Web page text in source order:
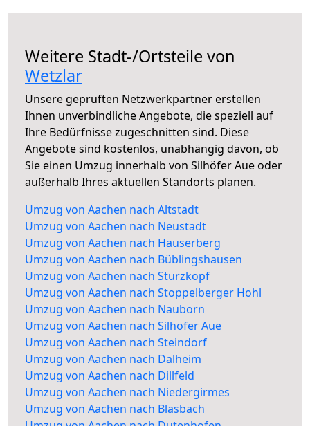
Weitere Stadt-/Ortsteile von
Wetzlar
Unsere geprüften Netzwerkpartner erstellen
Ihnen unverbindliche Angebote, die speziell auf
Ihre Bedürfnisse zugeschnitten sind. Diese
Angebote sind kostenlos, unabhängig davon, ob
Sie einen Umzug innerhalb von Silhöfer Aue oder
außerhalb Ihres aktuellen Standorts planen.
Umzug von Aachen nach Altstadt
Umzug von Aachen nach Neustadt
Umzug von Aachen nach Hauserberg
Umzug von Aachen nach Büblingshausen
Umzug von Aachen nach Sturzkopf
Umzug von Aachen nach Stoppelberger Hohl
Umzug von Aachen nach Nauborn
Umzug von Aachen nach Silhöfer Aue
Umzug von Aachen nach Steindorf
Umzug von Aachen nach Dalheim
Umzug von Aachen nach Dillfeld
Umzug von Aachen nach Niedergirmes
Umzug von Aachen nach Blasbach